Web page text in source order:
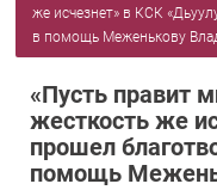
же исчезнет» в КСК
в помощь Меженькову
«Пусть правит
жесткость же
прошел
помощь